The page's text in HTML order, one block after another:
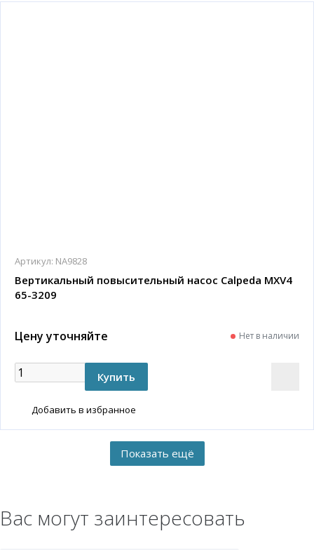
Артикул: NA9828
Вертикальный повысительный насос Calpeda MXV4
65-3209
Цену уточняйте Нет в наличии
Добавить в избранное
Вас могут заинтересовать